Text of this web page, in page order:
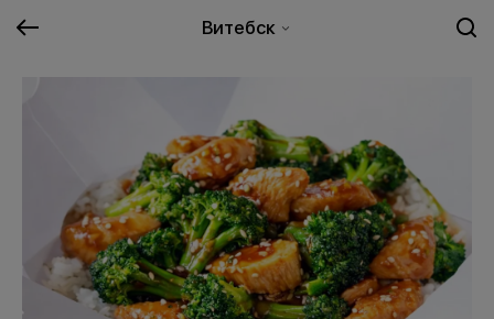
Витебск